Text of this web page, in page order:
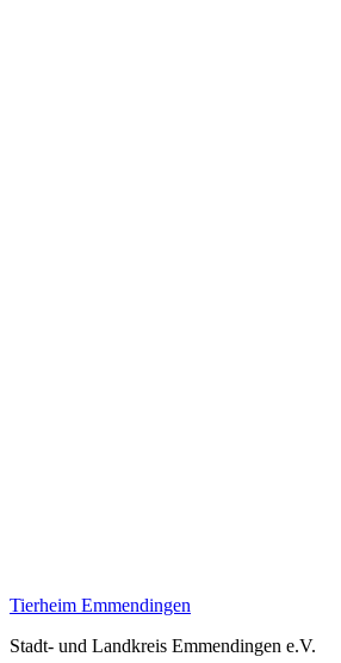
Tierheim Emmendingen
Stadt- und Landkreis Emmendingen e.V.